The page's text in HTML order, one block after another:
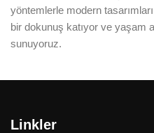
yöntemlerle modern
bir dokunuş katıyor ve yaşam
sunuyoruz.
Linkler